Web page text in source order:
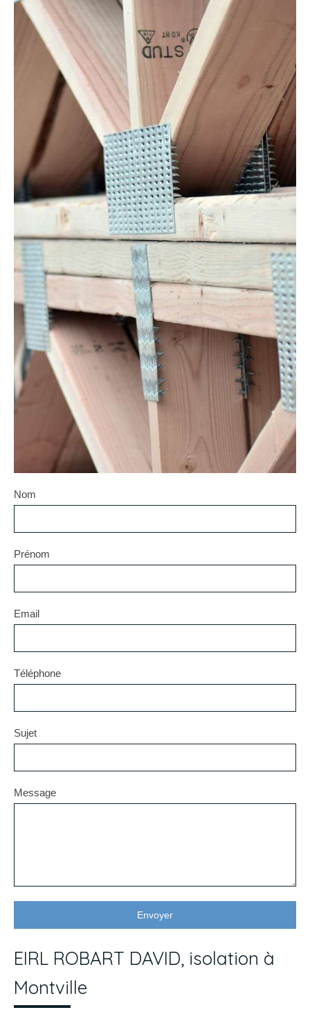
Nom
Prénom
Email
Téléphone
Sujet
Message
Envoyer
EIRL ROBART DAVID, isolation à
Montville